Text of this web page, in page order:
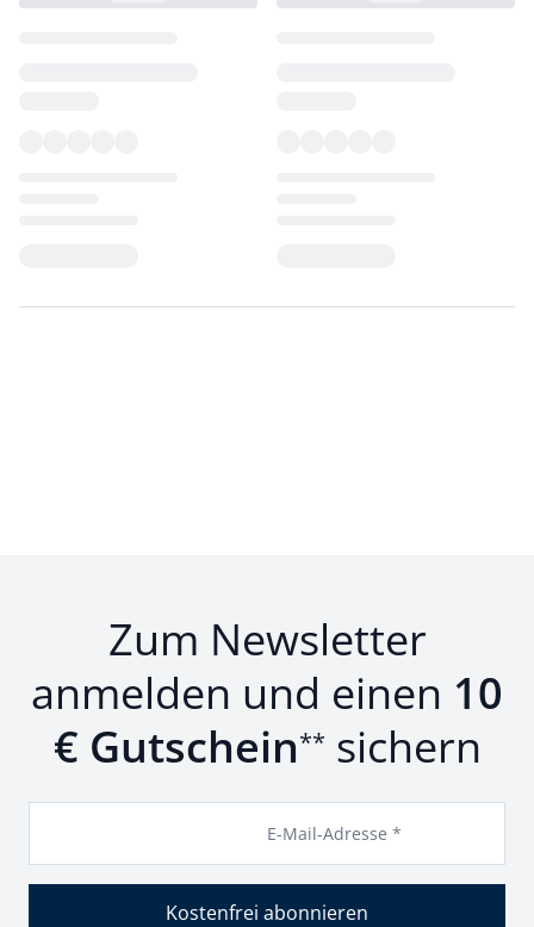
Zum Newsletter
anmelden und einen 10
€ Gutschein** sichern
E-Mail-Adresse *
Kostenfrei abonnieren